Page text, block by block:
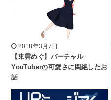
2018年3月7日
【東雲めぐ】バーチャル
YouTuberの可愛さに悶絶したお
話